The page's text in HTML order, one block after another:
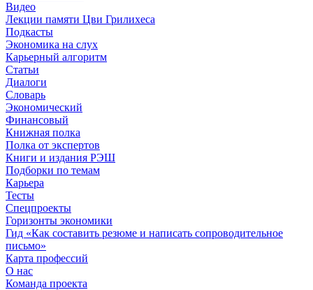
Видео
Лекции памяти Цви Грилихеса
Подкасты
Экономика на слух
Карьерный алгоритм
Статьи
Диалоги
Словарь
Экономический
Финансовый
Книжная полка
Полка от экспертов
Книги и издания РЭШ
Подборки по темам
Карьера
Тесты
Спецпроекты
Горизонты экономики
Гид «Как составить резюме и написать сопроводительное
письмо»
Карта профессий
О наc
Команда проекта